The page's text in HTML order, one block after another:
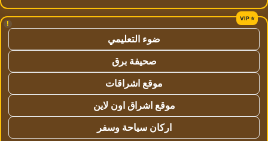
!
ضوء التعليمي
صحيفة برق
موقع اشراقات
موقع اشراق اون لاين
اركان سياحة وسفر